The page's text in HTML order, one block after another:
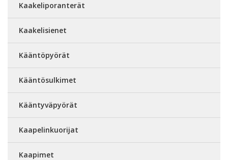
Kaakeliporanterät
Kaakelisienet
Kääntöpyörät
Kääntösulkimet
Kääntyväpyörät
Kaapelinkuorijat
Kaapimet